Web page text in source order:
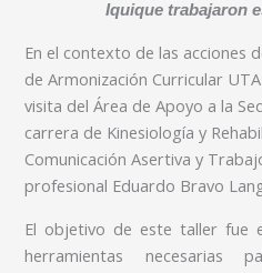
Iquique trabajaron
En el contexto de las acciones
de Armonización Curricular
visita del Área de Apoyo a la
carrera de Kinesiología y
Comunicación Asertiva y
profesional Eduardo Bravo
El objetivo de este taller fue
herramientas necesarias